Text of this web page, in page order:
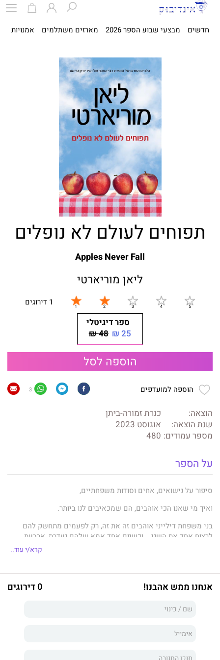
חדשים מבצעי שבוע הספר 2026 מארזים משתלמים אמנויות
תפוחים לעולם לא נופלים
Apples Never Fall
ליאן מוריארטי
1 דירוגים
ספר דיגיטלי
25 ₪
48 ₪
הוספה לסל
הוספה למועדפים 3
הוצאה:
כנרת זמורה-ביתן
שנת הוצאה:
אוגוסט 2023
מספר עמודים: 480
על הספר
סיפור על נישואים, אחים וסודות משפחתיים,
ואיך מי שאנו הכי אוהבים, הם שמכאיבים לנו ביותר.
בני משפחת דילייני אוהבים זה את זה, רק לפעמים מתחשק להם
לרצוח אחד את השני... וכשיום אחד אמא שלהם נעדרת, ארבעת
הילדים מסתבכים בדילמה: מה לספר למשטרה, בזמן שהחשוד
משפחת דילייני ידועה בקהילה שלה. ההורים, סטן וג'וי, בעלי מועדון
טניס מפורסם, הם מושא לקנאה. נשואים באושר, עם ארבעה ילדים
לילה אחד, זרה בשם סוואנה נוקשת על דלת ביתם. היא מדממת
בחביבות. למרבה הצער, זה לא מספיק.
קרא/י עוד..
אנחנו ממש אהבנו! 0 דירוגים